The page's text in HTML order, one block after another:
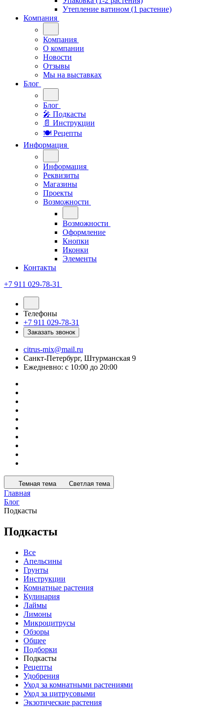
Утепление ватином (1 растение)
Компания
Компания
О компании
Новости
Отзывы
Мы на выставках
Блог
Блог
🎤︎︎ Подкасты
📄 Инструкции
🍽 Рецепты
Информация
Информация
Реквизиты
Магазины
Проекты
Возможности
Возможности
Оформление
Кнопки
Иконки
Элементы
Контакты
+7 911 029-78-31
Телефоны
+7 911 029-78-31
Заказать звонок
citrus-mix@mail.ru
Санкт-Петербург, Штурманская 9
Ежедневно: с 10:00 до 20:00
Темная тема Светлая тема
Главная
Блог
Подкасты
Подкасты
Все
Апельсины
Грунты
Инструкции
Комнатные растения
Кулинария
Лаймы
Лимоны
Микроцитрусы
Обзоры
Общее
Подборки
Подкасты
Рецепты
Удобрения
Уход за комнатными растениями
Уход за цитрусовыми
Экзотические растения